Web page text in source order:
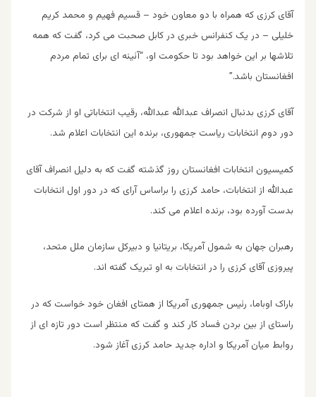
آقای کرزی که همراه با دو معاون خود – قسیم فهیم و محمد کریم
خلیلی – در یک کنفرانس خبری در کابل صحبت می کرد، گفت که همه
تلاشها بر این خواهد بود تا حکومت او، “آئینه ای برای تمام مردم
افغانستان باشد.”
آقای کرزی بدنبال انصراف عبدالله عبدالله، رقیب انتخاباتی او از شرکت در
دور دوم انتخابات ریاست جمهوری، برنده این انتخابات اعلام شد.
کمیسیون انتخابات افغانستان روز گذشته گفت که به دلیل انصراف آقای
عبدالله از انتخابات، حامد کرزی را براساس آرای که در دور اول انتخابات
بدست آورده بود، برنده اعلام می کند.
رهبران جهان به شمول آمریکا، بریتانیا و دبیرکل سازمان ملل متحد،
پیروزی آقای کرزی را در انتخابات به او تبریک گفته اند.
باراک اوباما، رئیس جمهوری آمریکا از همتای افغان خود خواست که در
راستای از بین بردن فساد کار کند و گفت که منتظر است دور تازه ای از
روابط میان آمریکا و اداره جدید حامد کرزی آغاز شود.